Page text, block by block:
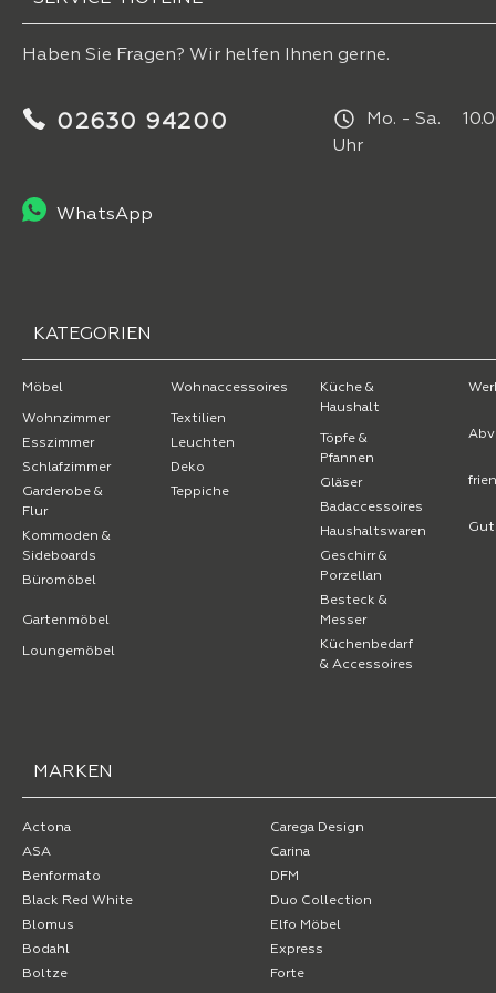
Haben Sie Fragen? Wir helfen Ihnen gerne.
02630 94200
Mo. - Sa.
Uhr
WhatsApp
KATEGORIEN
Möbel
Wohnzimmer
Esszimmer
Schlafzimmer
Garderobe &
Flur
Kommoden &
Sideboards
Büromöbel
Gartenmöbel
Loungemöbel
Wohnaccessoires
Textilien
Leuchten
Deko
Teppiche
Küche &
Haushalt
Töpfe &
Pfannen
Gläser
Badaccessoires
Haushaltswaren
Geschirr &
Porzellan
Besteck &
Messer
Küchenbedarf
& Accessoires
MARKEN
Actona
ASA
Benformato
Black Red White
Blomus
Bodahl
Boltze
Carega Design
Carina
DFM
Duo Collection
Elfo Möbel
Express
Forte